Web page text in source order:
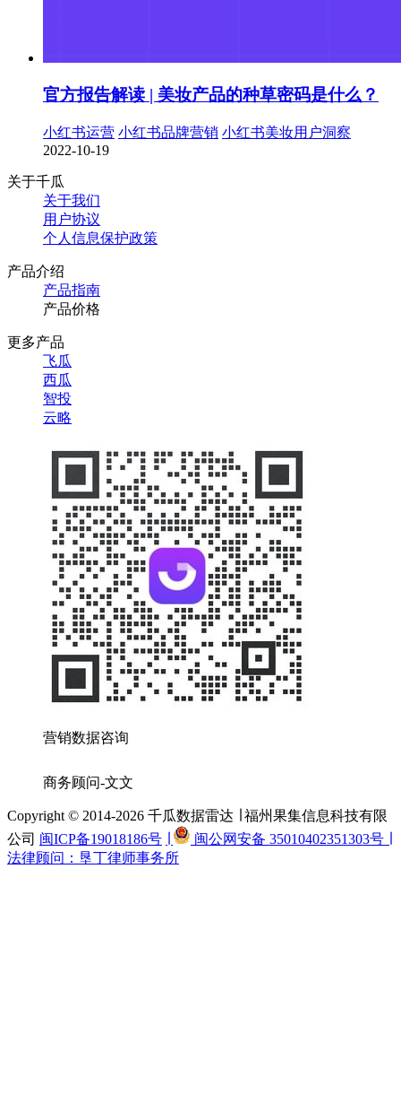
官方报告解读 | 美妆产品的种草密码是什么？
小红书运营 小红书品牌营销 小红书美妆用户洞察
2022-10-19
关于千瓜
关于我们
用户协议
个人信息保护政策
产品介绍
产品指南
产品价格
更多产品
飞瓜
西瓜
智投
云略
营销数据咨询
商务顾问-文文
Copyright © 2014-2026 千瓜数据雷达 ∣ 福州果集信息科技有限
公司 闽ICP备19018186号
闽公网安备 35010402351303号 ∣
法律顾问：垦丁律师事务所